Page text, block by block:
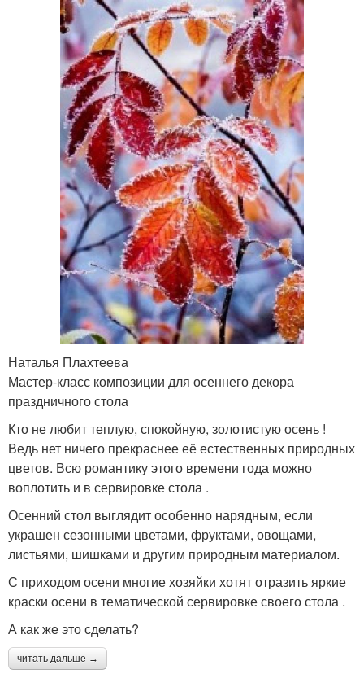
Наталья Плахтеева
Мастер-класс композиции для осеннего декора
праздничного стола
Кто не любит теплую, спокойную, золотистую осень !
Ведь нет ничего прекраснее её естественных природных
цветов. Всю романтику этого времени года можно
воплотить и в сервировке стола .
Осенний стол выглядит особенно нарядным, если
украшен сезонными цветами, фруктами, овощами,
листьями, шишками и другим природным материалом.
С приходом осени многие хозяйки хотят отразить яркие
краски осени в тематической сервировке своего стола .
А как же это сделать?
читать дальше →